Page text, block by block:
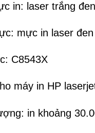
in: laser trắng đen
mực in laser đen
C8543X
máy in HP
in khoảng